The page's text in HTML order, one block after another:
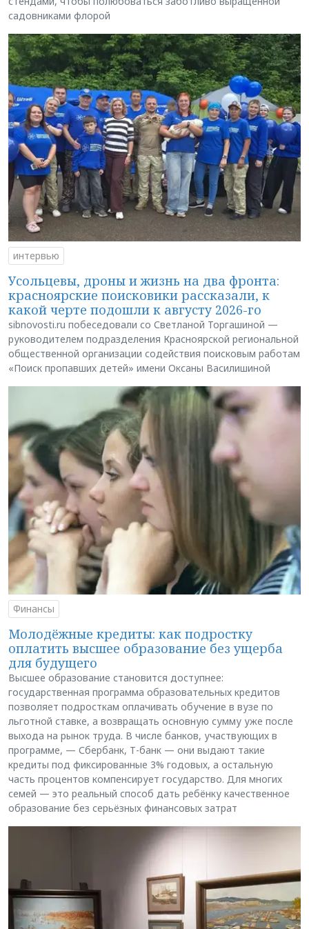
садовниками флорой
интервью
Усольцевы, дроны и жизнь на два фронта:
красноярские поисковики рассказали, к
какой черте подошли к августу 2026-го
sibnovosti.ru побеседовали со Светланой Торгашиной —
руководителем подразделения Красноярской региональной
общественной организации содействия поисковым работам
«Поиск пропавших детей» имени Оксаны Василишиной
Финансы
Молодёжные кредиты: как подростку
оплатить высшее образование без ущерба
для будущего
Высшее образование становится доступнее:
государственная программа образовательных кредитов
позволяет подросткам оплачивать обучение в вузе по
льготной ставке, а возвращать основную сумму уже после
выхода на рынок труда. В числе банков, участвующих в
программе, — Сбербанк, Т-банк — они выдают такие
кредиты под фиксированные 3% годовых, а остальную
часть процентов компенсирует государство. Для многих
семей — это реальный способ дать ребёнку качественное
образование без серьёзных финансовых затрат